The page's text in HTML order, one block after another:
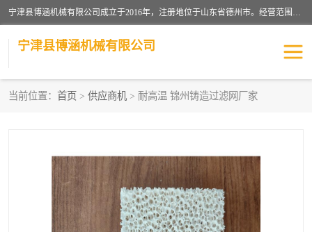
宁津县博涵机械有限公司成立于2016年，注册地位于山东省德州市。经营范围包括：机械设备研发、生产及销售，铸造用造型材料生产、销售，玻璃纤维及制品制造、销售，汽车零配件零售，机械零件、零部件加工，机械零件、零部件销售等；主要产品有：纤维过滤网,陶瓷过滤器,泡沫陶瓷过滤器,耐高温纤维过滤器,铸铁过滤器,铸铜过滤网,铸铝过滤网,铝轮毂过滤网,高效过滤网,高效陶瓷过滤网,高效纤维过滤网。
宁津县博涵机械有限公司
当前位置： 首页 > 供应商机 > 耐高温 锦州铸造过滤网厂家
纤维网 挡渣棉
挡渣网 避脏网